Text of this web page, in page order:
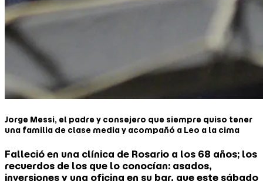
Jorge Messi, el padre y consejero que siempre quiso tener
una familia de clase media y acompañó a Leo a la cima
Falleció en una clínica de Rosario a los 68 años; los
recuerdos de los que lo conocían: asados,
inversiones y una oficina en su bar, que este sábado